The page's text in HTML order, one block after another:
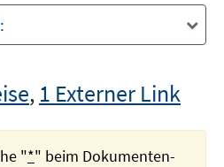
, 1 Externer Link
"*" beim Dokumenten-